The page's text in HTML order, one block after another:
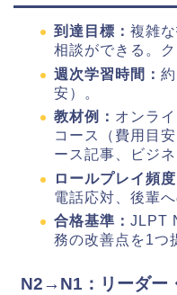
到達目標： 複雑
相談ができる。
週次学習時間：
安）。
教材例： オンラ
コース（費用目
ース記事、ビジ
ロールプレイ頻度
電話応対、後輩
合格基準： JLPT
務の改善点を1つ
N2→N1：リーダー